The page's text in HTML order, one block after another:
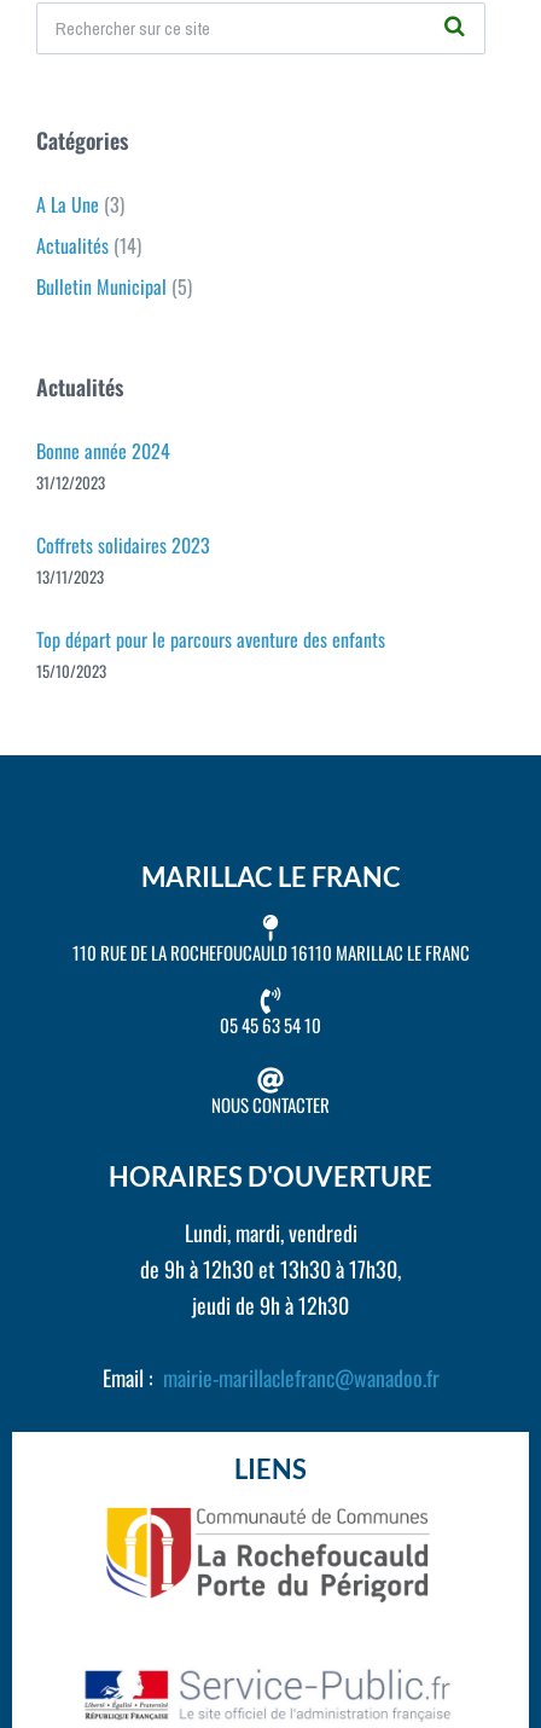
Catégories
A La Une (3)
Actualités (14)
Bulletin Municipal (5)
Actualités
Bonne année 2024
31/12/2023
Coffrets solidaires 2023
13/11/2023
Top départ pour le parcours aventure des enfants
15/10/2023
MARILLAC LE FRANC
110 RUE DE LA ROCHEFOUCAULD 16110 MARILLAC LE FRANC
05 45 63 54 10
NOUS CONTACTER
HORAIRES D'OUVERTURE
Lundi, mardi, vendredi
de 9h à 12h30 et 13h30 à 17h30,
jeudi de 9h à 12h30
Email : mairie-marillaclefranc@wanadoo.fr
LIENS